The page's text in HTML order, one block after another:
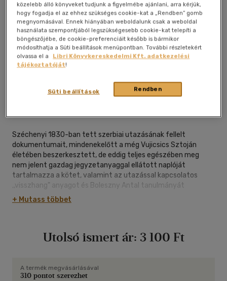
Kívánságlistához adom
Széchenyi 1830-ban tett szerbiai utazásának fellelt
dokumentumait, mindenekelőtt a még Vujicsics Sztoján
életében beszerkesztett, de eddig teljes egészében meg
nem jelent gazdag jegyzetanyaggal ellátott naplóját
tartalmazza a kötet, valamint az utazással kapcsolatos
,,visszhang" anyagot és Boleszny Antal tanulmányát
Széchenyi al-dunai munkálatairól.
+ Mutass többet
Utolsó ismert ár: 3 100 Ft
A termék megvásárlásával
310 pontot szerezhet
közelebb álló könyveket tudjunk a figyelmébe ajánlani, arra kérjük,
hogy fogadja el az ehhez szükséges cookie-kat a „Rendben” gomb
megnyomásával. Ennek hiányában weboldalunk csak a weboldal
használata szempontjából legszükségesebb cookie-kat telepíti a
böngészőjébe, de cookie-preferenciáit később is bármikor
módosíthatja a Süti beállítások menüpontban. További részletekért
olvassa el a
Libri Könyvkereskedelmi Kft. adatkezelési
tájékoztatóját!
Rendben
Süti beállítások